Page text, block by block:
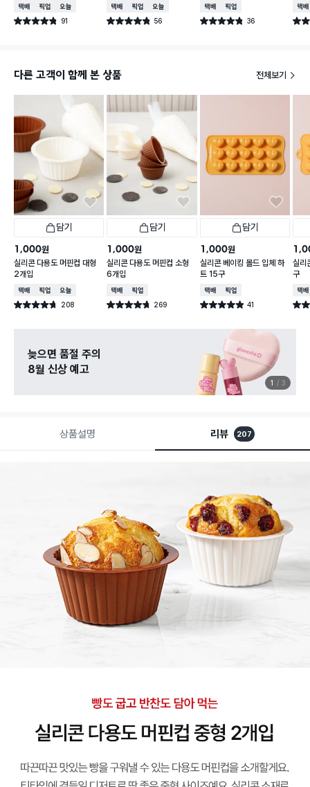
택배배송매장픽업오늘배송
별점 4.8점 91
건 작성
택배배송매장픽업오늘배송
별점 4.8점 56
건 작성
택배배송매장픽업
별점 4.8점 36
건 작성
택배
별점
다른 고객이 함께 본 상품 전체보기
담기
1,000원
실리콘 다용도 머핀컵 대형
2개입
택배배송매장픽업오늘배송
별점 4.7점 208
건 작성
담기
1,000원
실리콘 다용도 머핀컵 소형
6개입
택배배송매장픽업
별점 4.7점 269
건 작성
담기
1,000원
실리콘 베이킹 몰드 입체 하
트 15구
택배배송매장픽업
별점 4.9점 41
건 작성
실리
구
택배
별점
늦으면 품절 주의
8월 신상 예고
1 3
상품설명 리뷰 207